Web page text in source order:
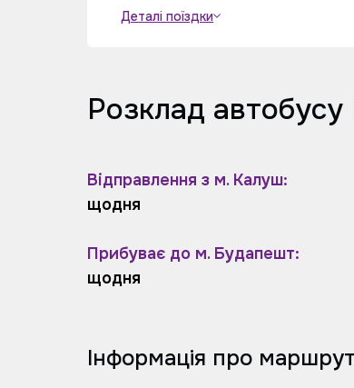
Деталі поїздки
Розклад
Відправлення з м. Калуш:
щодня
Прибуває до м. Будапешт:
щодня
Інформація про